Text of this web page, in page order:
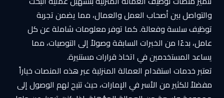
والتواصل بين أصحاب العمل والعمال، مما يضمن تجربة
توظيف سلسة وفعالة. كما توفر معلومات شاملة عن كل
عامل، بدءًا من الخبرات السابقة وصولاً إلى التوصيات، مما
يساعد المستخدمين في اتخاذ قرارات مستنيرة.
تعتبر خدمات استقدام العمالة المنزلية عبر هذه المنصات خياراً
مفضلاً للكثير من الأسر في الإمارات، حيث تتيح لهم الوصول إلى